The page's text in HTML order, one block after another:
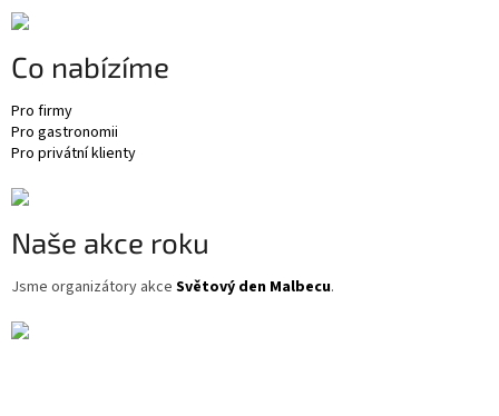
Co nabízíme
Pro firmy
Pro gastronomii
Pro privátní klienty
Naše akce roku
Jsme organizátory akce Světový den Malbecu.